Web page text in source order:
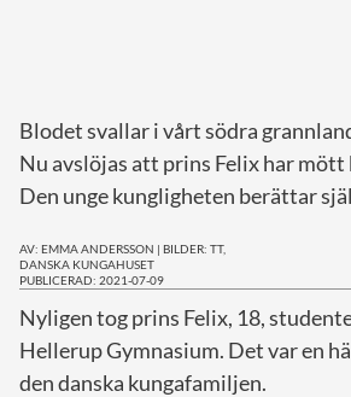
Monacos furstehus
Blodet svallar i vårt södra
Nu avslöjas att prins Felix har mött
Den unge kungligheten berättar
AV: EMMA ANDERSSON | BILDER: TT,
DANSKA KUNGAHUSET
PUBLICERAD: 2021-07-09
Nyligen tog prins Felix, 18,
Hellerup Gymnasium. Det var en
den danska kungafamiljen.